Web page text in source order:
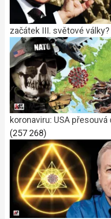
začátek III. světové
koronaviru: USA
(257 268)